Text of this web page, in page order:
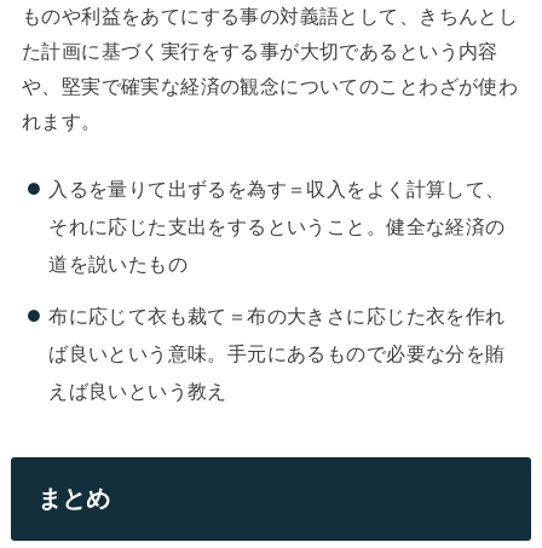
ものや利益をあてにする事の対義語として、きちんとし
た計画に基づく実行をする事が大切であるという内容
や、堅実で確実な経済の観念についてのことわざが使わ
れます。
入るを量りて出ずるを為す＝収入をよく計算して、
それに応じた支出をするということ。健全な経済の
道を説いたもの
布に応じて衣も裁て＝布の大きさに応じた衣を作れ
ば良いという意味。手元にあるもので必要な分を賄
えば良いという教え
まとめ